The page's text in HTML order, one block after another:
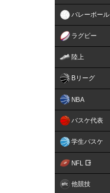
バレーボール
ラグビー
陸上
Bリーグ
NBA
バスケ代表
学生バスケ
NFL
他競技